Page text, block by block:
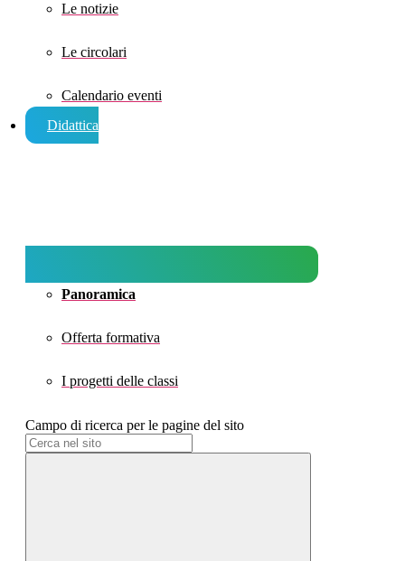
Le notizie
Le circolari
Calendario eventi
Didattica
Panoramica
Offerta formativa
I progetti delle classi
Campo di ricerca per le pagine del sito